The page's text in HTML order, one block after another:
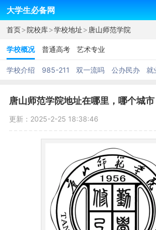
大学生必备网
首页>院校库>学校地址> 唐山师范学院
学校概况 普通高考 艺术专业
学校介绍 985-211 双一流吗 公办民办 就
唐山师范学院地址在哪里，哪个城市
更新：2025-2-25 18:38:46